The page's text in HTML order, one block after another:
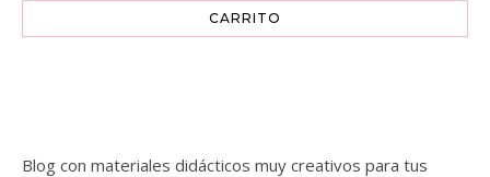
CARRITO
Blog con materiales didácticos muy creativos para tus